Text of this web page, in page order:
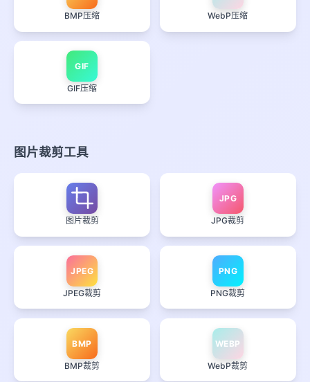
BMP压缩 WebP压缩
GIF
GIF压缩
图片裁剪工具
图片裁剪
JPG
JPG裁剪
JPEG
JPEG裁剪
PNG
PNG裁剪
BMP
BMP裁剪
WEBP
WebP裁剪